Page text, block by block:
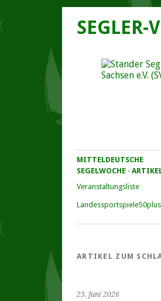
SEGLER-
MITTELDEUTSCHE
SEGELWOCHE ·
Veranstaltungs­liste
Landessportspiele50plus
ARTIKEL ZUM
23. Juni 2026